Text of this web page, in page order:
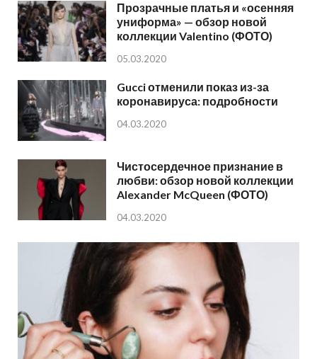
Прозрачные платья и «осенняя
униформа» — обзор новой
коллекции Valentino (ФОТО)
05.03.2020
Gucci отменили показ из-за
коронавируса: подробности
04.03.2020
Чистосердечное признание в
любви: обзор новой коллекции
Alexander McQueen (ФОТО)
04.03.2020